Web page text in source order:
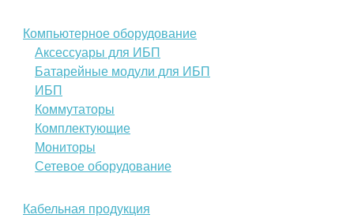
Компьютерное оборудование
Аксессуары для ИБП
Батарейные модули для ИБП
ИБП
Коммутаторы
Комплектующие
Мониторы
Сетевое оборудование
Кабельная продукция